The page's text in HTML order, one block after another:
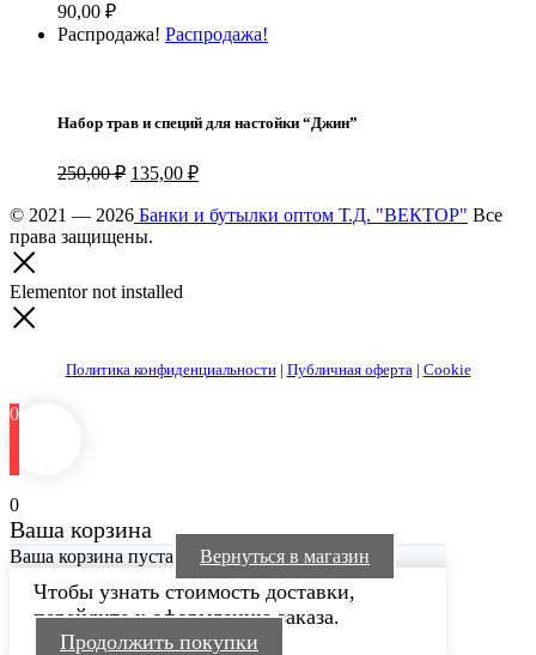
90,00 ₽
Распродажа! Распродажа!
Набор трав и специй для настойки “Джин”
250,00₽ Первоначальная
составляла
250,00 ₽.
135,00 ₽Текущая
135,00 ₽.
© 2021 — 2026 Банки и бутылки оптом Т.Д. "ВЕКТОР" Все
права защищены.
Elementor not installed
Политика конфиденциальности| Публичная оферта | Cookie
0
0
Ваша корзина
Ваша корзина пуста Вернуться в магазин
Чтобы узнать стоимость доставки,
перейдите к оформлению заказа.
Продолжить покупки